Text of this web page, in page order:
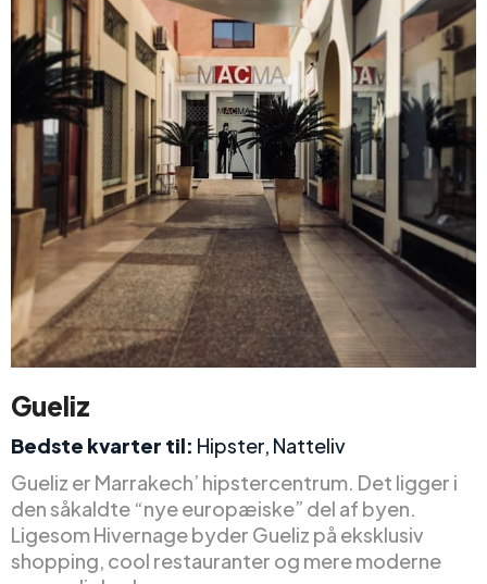
Gueliz
Bedste kvarter til: Hipster, Natteliv
Gueliz er Marrakech’ hipstercentrum. Det ligger i
den såkaldte “nye europæiske” del af byen.
Ligesom Hivernage byder Gueliz på eksklusiv
shopping, cool restauranter og mere moderne